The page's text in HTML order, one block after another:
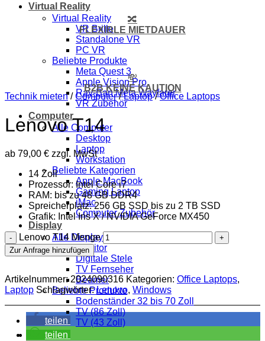
Virtual Reality
Virtual Reality
VR Brille
Standalone VR
PC VR
Beliebte Produkte
Meta Quest 3
Apple Vision Pro
Ray-Ban Meta Wayfarer
VR Zubehör
Computer
Alle Computer
Desktop
Laptop
Workstation
Beliebte Kategorien
Apple MacBook
Gaming Laptop
iMac
Computer Zubehör
Display
Alle Displays
Monitor
Digitale Stele
TV Fernseher
Beamer
Beliebte Produkte
Bodenständer 32 bis 70 Zoll
TV (86 Zoll)
TV (43 Zoll)
Zubehör
🔀
FLEXIBLE MIETDAUER
💸
B2B KEINE KAUTION
Technik mieten / Computer / Laptop / Office Laptops
Lenovo T14
ab 79,00 € zzgl. MwSt
14 Zoll
Prozessor: Intel Core i7
RAM: bis zu 48 GB DDR4
Spreicherplatz: 256 GB SSD bis zu 2 TB SSD
Grafik: Intel Iris X / NVIDIA GeForce MX450
Lenovo T14 Menge
Zur Anfrage hinzufügen
Artikelnummer:2024090316 Kategorien: Office Laptops,
Laptop Schlagwörter:Lenovo, Windows
teilen
teilen